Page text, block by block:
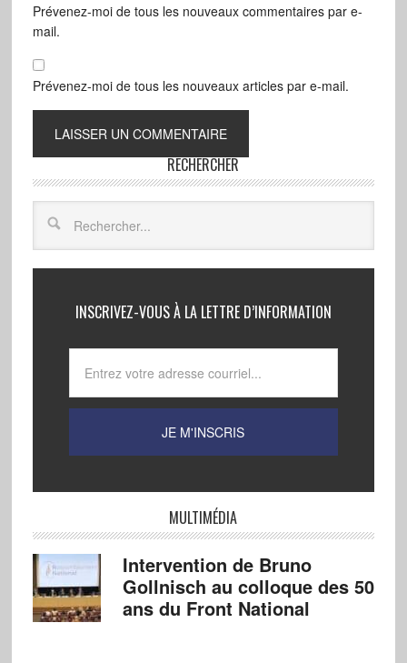
Prévenez-moi de tous les nouveaux commentaires par e-
mail.
Prévenez-moi de tous les nouveaux articles par e-mail.
RECHERCHER
INSCRIVEZ-VOUS À LA LETTRE D’INFORMATION
MULTIMÉDIA
Intervention de Bruno
Gollnisch au colloque des 50
ans du Front National